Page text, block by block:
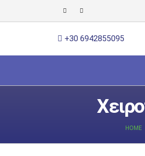
+30 6942855095
HOME